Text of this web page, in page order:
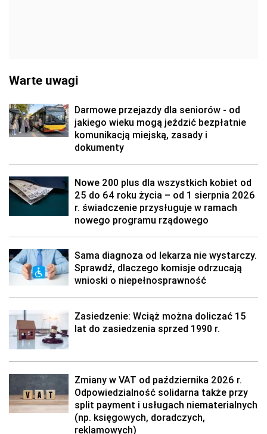
Warte uwagi
Darmowe przejazdy dla seniorów - od
jakiego wieku mogą jeździć bezpłatnie
komunikacją miejską, zasady i
dokumenty
Nowe 200 plus dla wszystkich kobiet od
25 do 64 roku życia – od 1 sierpnia 2026
r. świadczenie przysługuje w ramach
nowego programu rządowego
Sama diagnoza od lekarza nie wystarczy.
Sprawdź, dlaczego komisje odrzucają
wnioski o niepełnosprawność
Zasiedzenie: Wciąż można doliczać 15
lat do zasiedzenia sprzed 1990 r.
Zmiany w VAT od października 2026 r.
Odpowiedzialność solidarna także przy
split payment i usługach niematerialnych
(np. księgowych, doradczych,
reklamowych)